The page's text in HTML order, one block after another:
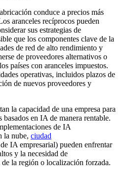
conduce a precios más
aranceles recíprocos pueden
sus estrategias de
que los componentes clave de la
de red de alto rendimiento y
de proveedores alternativos o
países con aranceles impuestos.
operativas, incluidos plazos de
de nuevos proveedores y
la capacidad de una empresa para
​​en IA de manera rentable.
de IA
la nube, ciudad
IA empresarial) pueden enfrentar
y la necesidad de
la región o localización forzada.